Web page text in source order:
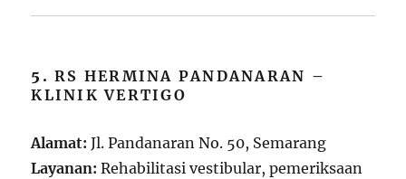
5.RS HERMINA PANDANARAN –
KLINIK VERTIGO
Alamat: Jl. Pandanaran No. 50, Semarang
Layanan: Rehabilitasi vestibular, pemeriksaan